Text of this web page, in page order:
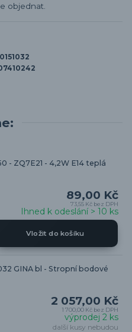
objednat.
- ZQ7E21 - 4,2W E14 teplá
89,00 Kč
73,55 Kč bez DPH
Ihned k odeslání > 10 ks
Vložit do košíku
GINA bl - Stropní bodové
2 057,00 Kč
1 700,00 Kč bez DPH
výprodej 2 ks
další kusy nebudou